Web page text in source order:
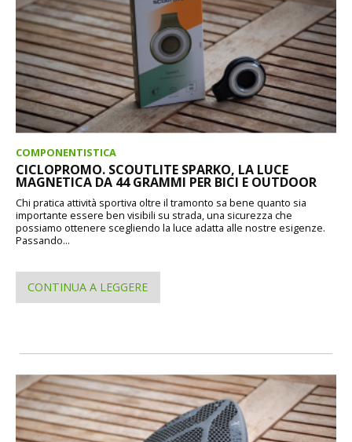
COMPONENTISTICA
CICLOPROMO. SCOUTLITE SPARKO, LA LUCE
MAGNETICA DA 44 GRAMMI PER BICI E OUTDOOR
Chi pratica attività sportiva oltre il tramonto sa bene quanto sia
importante essere ben visibili su strada, una sicurezza che
possiamo ottenere scegliendo la luce adatta alle nostre esigenze.
Passando...
CONTINUA A LEGGERE